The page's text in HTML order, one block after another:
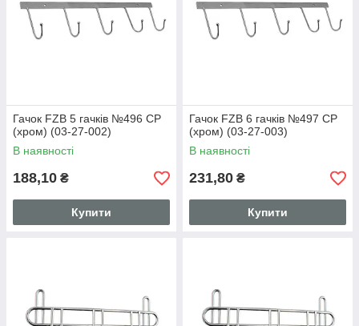
Гачок FZB 5 гачків №496 CP
(хром) (03-27-002)
В наявності
188,10 ₴
Купити
Гачок FZB 6 гачків №497 CP
(хром) (03-27-003)
В наявності
231,80 ₴
Купити